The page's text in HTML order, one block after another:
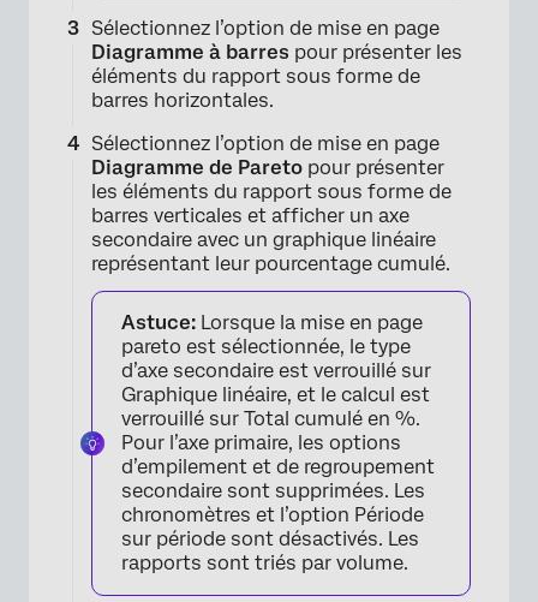
×
Sélectionnez l’option de mise en page
Diagramme à barres pour présenter les
éléments du rapport sous forme de
barres horizontales.
Sélectionnez l’option de mise en page
Diagramme de Pareto pour présenter
les éléments du rapport sous forme de
barres verticales et afficher un axe
secondaire avec un graphique linéaire
représentant leur pourcentage cumulé.
Astuce: Lorsque la mise en page
pareto est sélectionnée, le type
d’axe secondaire est verrouillé sur
Graphique linéaire, et le calcul est
verrouillé sur Total cumulé en %.
Pour l’axe primaire, les options
d’empilement et de regroupement
secondaire sont supprimées. Les
chronomètres et l’option Période
sur période sont désactivés. Les
rapports sont triés par volume.